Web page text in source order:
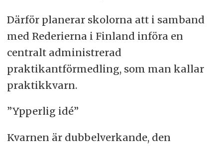
Därför planerar skolorna att i samband
med Rederierna i Finland införa en
centralt administrerad
praktikantförmedling, som man kallar
praktikkvarn.
”Ypperlig idé”
Kvarnen är dubbelverkande, den